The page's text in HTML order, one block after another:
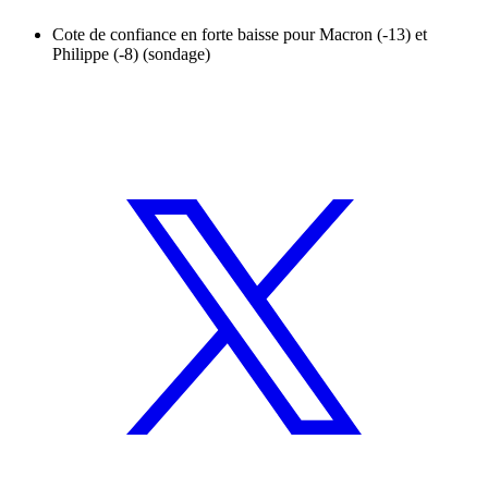
Cote de confiance en forte baisse pour Macron (-13) et
Philippe (-8) (sondage)